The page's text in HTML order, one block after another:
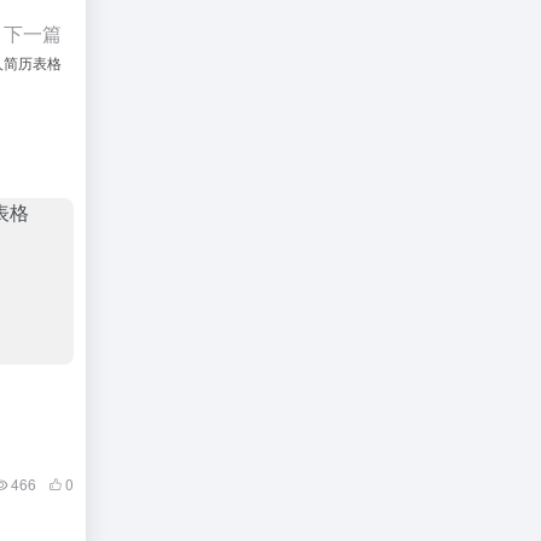
下一篇
历表格
466 0